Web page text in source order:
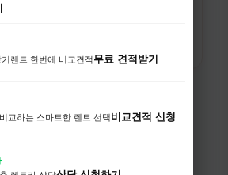
렌트 한번에 비교견적무료 견적받기
교하는 스마트한 렌트 선택비교견적 신청
구매
기